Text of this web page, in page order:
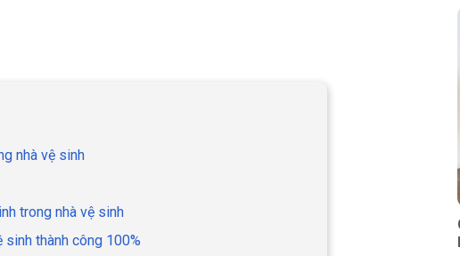
nhà vệ sinh
trong nhà vệ sinh
sinh thành công 100%